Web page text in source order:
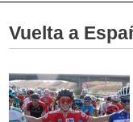
Vuelta a